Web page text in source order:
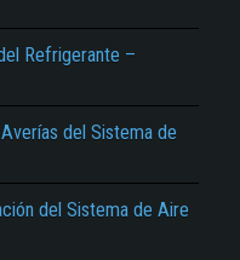
Refrigerante –
del Sistema de
del Sistema de Aire
el contenido.
son erróneos.